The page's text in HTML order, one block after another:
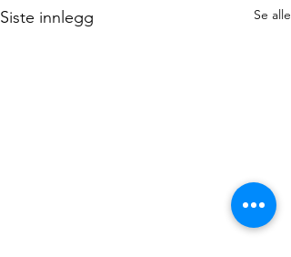
Siste innlegg Se alle